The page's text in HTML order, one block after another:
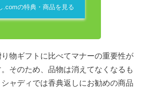
.comの特典・商品を見る
物ギフトに比べてマナーの重要性が
そのため、品物は消えてなくなるも
ャディでは香典返しにお勧めの商品